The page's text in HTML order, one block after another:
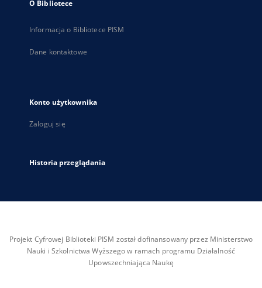
O Bibliotece
Informacja o Bibliotece PISM
Dane kontaktowe
Konto użytkownika
Zaloguj się
Historia przeglądania
Projekt Cyfrowej Biblioteki PISM został dofinansowany przez Ministerstwo
Nauki i Szkolnictwa Wyższego w ramach programu Działalność
Upowszechniająca Naukę